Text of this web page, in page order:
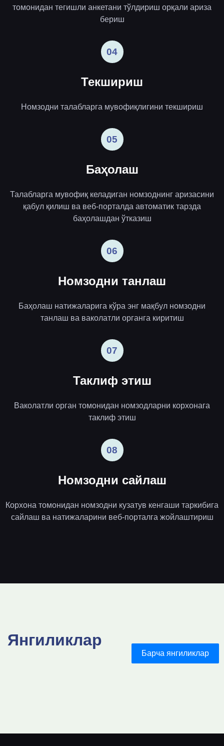
томонидан тегишли анкетани тўлдириш орқали ариза
бериш
04
Текшириш
Номзодни талабларга мувофиқлигини текшириш
05
Баҳолаш
Талабларга мувофиқ келадиган номзоднинг аризасини
қабул қилиш ва веб-порталда автоматик тарзда
баҳолашдан ўтказиш
06
Номзодни танлаш
Баҳолаш натижаларига кўра энг мақбул номзодни
танлаш ва ваколатли органга киритиш
07
Таклиф этиш
Ваколатли орган томонидан номзодларни корхонага
таклиф этиш
08
Номзодни сайлаш
Корхона томонидан номзодни кузатув кенгаши таркибига
сайлаш ва натижаларини веб-порталга жойлаштириш
Янгиликлар
Барча янгиликлар